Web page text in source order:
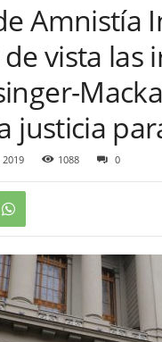
Amnistía
vista las
justicia
1088 0